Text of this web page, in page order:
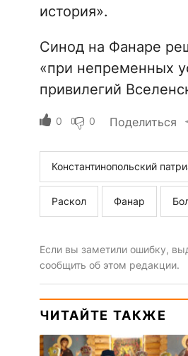
история».
Синод на Фанаре
«при непременных
привилегий
0 0 Поделиться
Константинопольский
Раскол Фанар
Если вы заметили ошибку,
сообщить об этом редакции.
ЧИТАЙТЕ ТАКЖЕ